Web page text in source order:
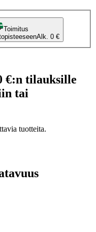
Toimitus
Alk. 0 €
€:n tilauksille
tai
tuotteita.